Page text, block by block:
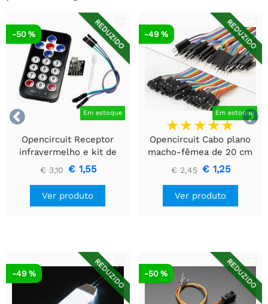


REDUZIDO
Em estoque
-50 %
Opencircuit Receptor
infravermelho e kit de
controle remoto
€ 3,10 € 1,55
Ver produto
REDUZIDO
Em estoque
-49 %
Opencircuit Cabo plano
macho-fêmea de 20 cm
40 peças
€ 2,45 € 1,25
Ver produto
REDUZIDO
-49 % REDUZIDO
-50 %